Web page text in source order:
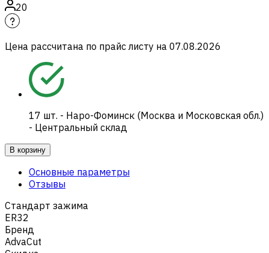
20
Цена рассчитана по прайс листу на 07.08.2026
17 шт. - Наро-Фоминск (Москва и Московская обл.)
- Центральный склад
В корзину
Основные параметры
Отзывы
Стандарт зажима
ER32
Бренд
AdvaCut